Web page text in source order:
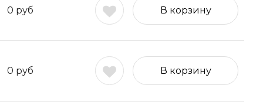
0 руб В корзину
0 руб В корзину